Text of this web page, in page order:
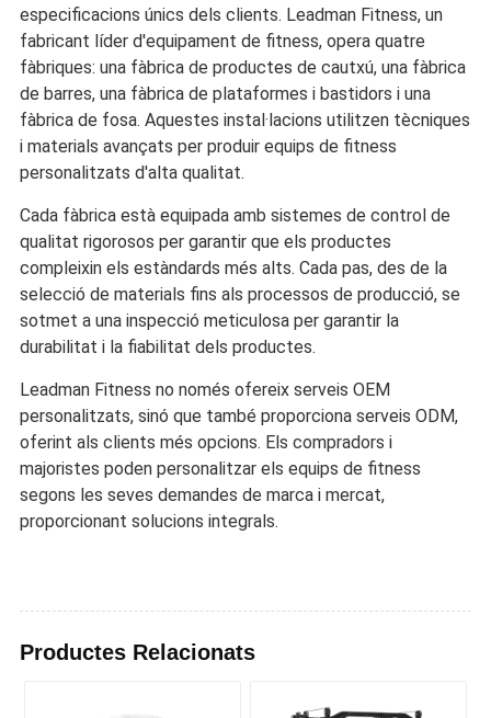
especificacions únics dels clients. Leadman Fitness, un
fabricant líder d'equipament de fitness, opera quatre
fàbriques: una fàbrica de productes de cautxú, una fàbrica
de barres, una fàbrica de plataformes i bastidors i una
fàbrica de fosa. Aquestes instal·lacions utilitzen tècniques
i materials avançats per produir equips de fitness
personalitzats d'alta qualitat.
Cada fàbrica està equipada amb sistemes de control de
qualitat rigorosos per garantir que els productes
compleixin els estàndards més alts. Cada pas, des de la
selecció de materials fins als processos de producció, se
sotmet a una inspecció meticulosa per garantir la
durabilitat i la fiabilitat dels productes.
Leadman Fitness no només ofereix serveis OEM
personalitzats, sinó que també proporciona serveis ODM,
oferint als clients més opcions. Els compradors i
majoristes poden personalitzar els equips de fitness
segons les seves demandes de marca i mercat,
proporcionant solucions integrals.
Productes Relacionats